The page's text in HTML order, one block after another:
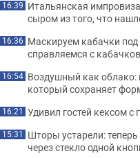
16:39 Итальянская
сыром из того, что
16:36 Маскируем кабачки
справляемся с
16:54 Воздушный как
который сохраняет
16:21 Удивил гостей кексом с
15:31 Шторы устарели:
через стекло одной